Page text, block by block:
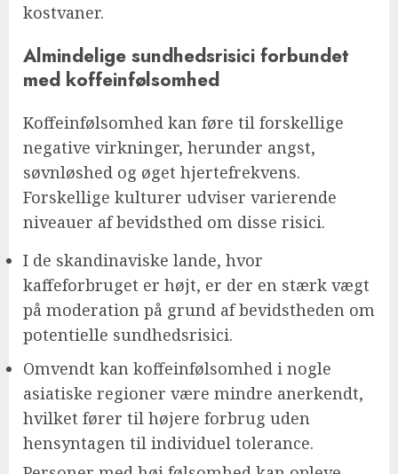
kostvaner.
Almindelige sundhedsrisici forbundet
med koffeinfølsomhed
Koffeinfølsomhed kan føre til forskellige
negative virkninger, herunder angst,
søvnløshed og øget hjertefrekvens.
Forskellige kulturer udviser varierende
niveauer af bevidsthed om disse risici.
I de skandinaviske lande, hvor
kaffeforbruget er højt, er der en stærk vægt
på moderation på grund af bevidstheden om
potentielle sundhedsrisici.
Omvendt kan koffeinfølsomhed i nogle
asiatiske regioner være mindre anerkendt,
hvilket fører til højere forbrug uden
hensyntagen til individuel tolerance.